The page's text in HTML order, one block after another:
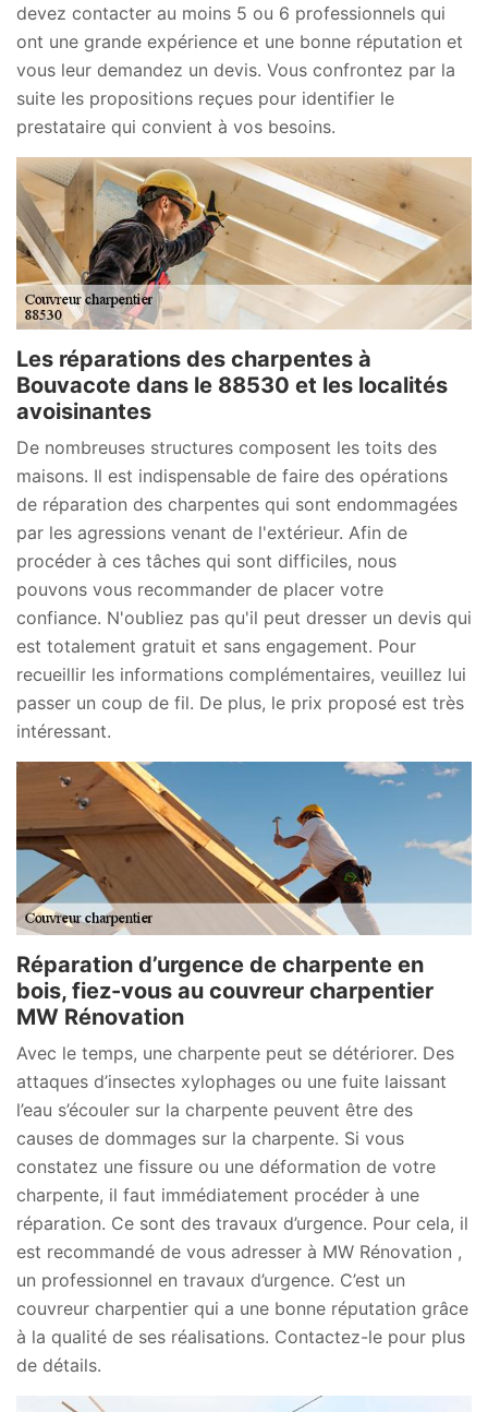
devez contacter au moins 5 ou 6 professionnels qui
ont une grande expérience et une bonne réputation et
vous leur demandez un devis. Vous confrontez par la
suite les propositions reçues pour identifier le
prestataire qui convient à vos besoins.
Les réparations des charpentes à
Bouvacote dans le 88530 et les localités
avoisinantes
De nombreuses structures composent les toits des
maisons. Il est indispensable de faire des opérations
de réparation des charpentes qui sont endommagées
par les agressions venant de l'extérieur. Afin de
procéder à ces tâches qui sont difficiles, nous
pouvons vous recommander de placer votre
confiance. N'oubliez pas qu'il peut dresser un devis qui
est totalement gratuit et sans engagement. Pour
recueillir les informations complémentaires, veuillez lui
passer un coup de fil. De plus, le prix proposé est très
intéressant.
Réparation d’urgence de charpente en
bois, fiez-vous au couvreur charpentier
MW Rénovation
Avec le temps, une charpente peut se détériorer. Des
attaques d’insectes xylophages ou une fuite laissant
l’eau s’écouler sur la charpente peuvent être des
causes de dommages sur la charpente. Si vous
constatez une fissure ou une déformation de votre
charpente, il faut immédiatement procéder à une
réparation. Ce sont des travaux d’urgence. Pour cela, il
est recommandé de vous adresser à MW Rénovation ,
un professionnel en travaux d’urgence. C’est un
couvreur charpentier qui a une bonne réputation grâce
à la qualité de ses réalisations. Contactez-le pour plus
de détails.